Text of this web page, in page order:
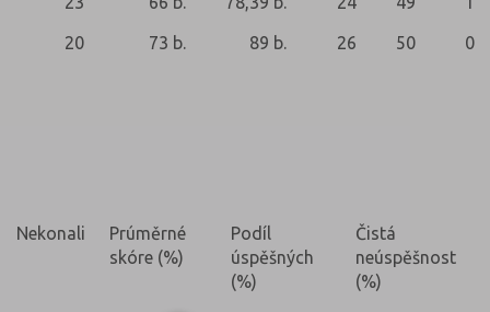
20 73 b. 89 b. 26 50 0
Nekonali
Prúměrné
skóre (%)
Podíl
úspěšných
(%)
Čistá
neúspěšnost
(%)